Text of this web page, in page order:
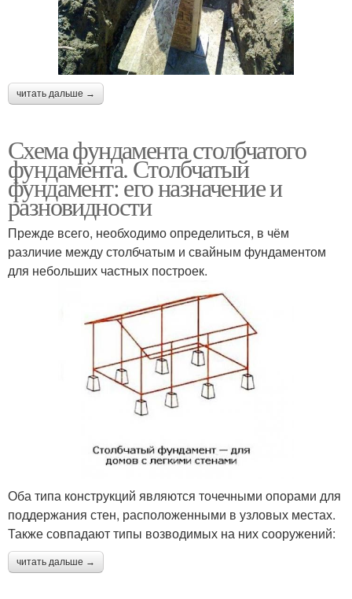
читать дальше →
Схема фундамента столбчатого
фундамента. Столбчатый
фундамент: его назначение и
разновидности
Прежде всего, необходимо определиться, в чём
различие между столбчатым и свайным фундаментом
для небольших частных построек.
Оба типа конструкций являются точечными опорами для
поддержания стен, расположенными в узловых местах.
Также совпадают типы возводимых на них сооружений:
читать дальше →